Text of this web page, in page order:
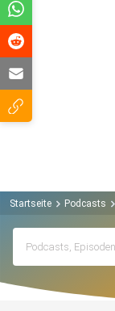
Startseite Podcasts